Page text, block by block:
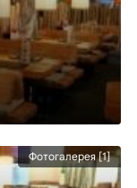
Фотогалерея [1]